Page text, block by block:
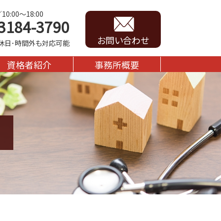
～18:00
3790
日･時間外も対応可能
お問い合わせ
資格者紹介
事務所概要